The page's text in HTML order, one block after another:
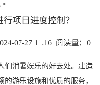
>
项目进度控制？
07-27 11:16 阅读量： 0
们消暑娱乐的好去处。建造
游乐设施和优质的服务，